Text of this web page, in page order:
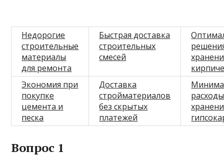
Недорогие
строительные
материалы
для ремонта
Быстрая доставка
строительных
смесей
Экономия при
покупке
цемента и
песка
Доставка
стройматериалов
без скрытых
платежей
Вопрос 1